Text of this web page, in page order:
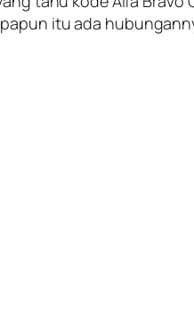
itu ada